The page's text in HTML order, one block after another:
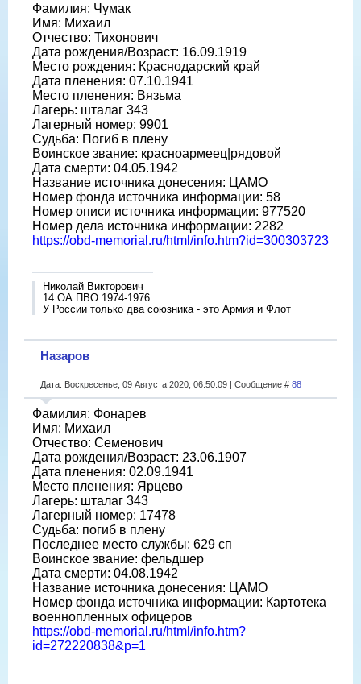
Фамилия: Чумак
Имя: Михаил
Отчество: Тихонович
Дата рождения/Возраст: 16.09.1919
Место рождения: Краснодарский край
Дата пленения: 07.10.1941
Место пленения: Вязьма
Лагерь: шталаг 343
Лагерный номер: 9901
Судьба: Погиб в плену
Воинское звание: красноармеец|рядовой
Дата смерти: 04.05.1942
Название источника донесения: ЦАМО
Номер фонда источника информации: 58
Номер описи источника информации: 977520
Номер дела источника информации: 2282
https://obd-memorial.ru/html/info.htm?id=300303723
Николай Викторович
14 ОА ПВО 1974-1976
У России только два союзника - это Армия и Флот
Назаров
Дата: Воскресенье, 09 Августа 2020, 06:50:09 | Сообщение # 88
Фамилия: Фонарев
Имя: Михаил
Отчество: Семенович
Дата рождения/Возраст: 23.06.1907
Дата пленения: 02.09.1941
Место пленения: Ярцево
Лагерь: шталаг 343
Лагерный номер: 17478
Судьба: погиб в плену
Последнее место службы: 629 сп
Воинское звание: фельдшер
Дата смерти: 04.08.1942
Название источника донесения: ЦАМО
Номер фонда источника информации: Картотека
военнопленных офицеров
https://obd-memorial.ru/html/info.htm?
id=272220838&p=1